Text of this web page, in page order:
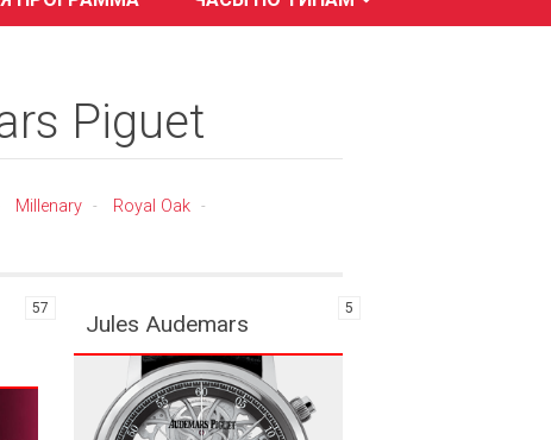
Piguet
Millenary - Royal Oak -
57
Jules Audemars
5